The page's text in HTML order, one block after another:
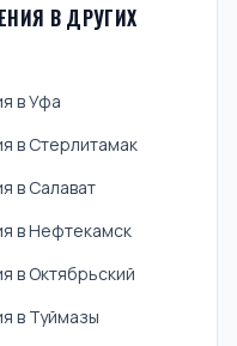
В ДРУГИХ
в Уфа
в Стерлитамак
в Салават
в Нефтекамск
в Октябрьский
в Туймазы